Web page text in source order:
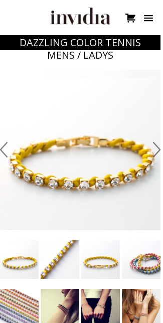

DAZZLING COLOR TENNIS
MENS / LADYS